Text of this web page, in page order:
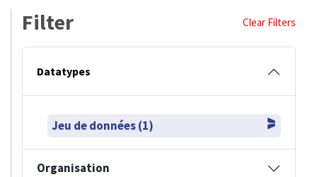
Filter Clear Filters
Datatypes
Jeu de données (1)
Organisation